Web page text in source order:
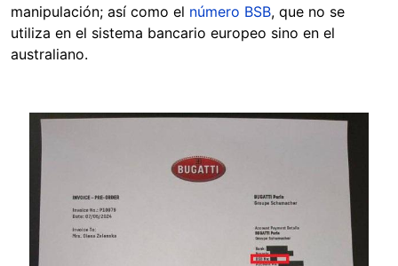
manipulación; así como el número BSB, que no se
utiliza en el sistema bancario europeo sino en el
australiano.
Image